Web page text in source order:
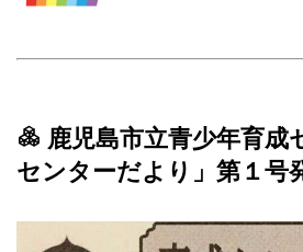
鹿児島市立青少年育成
センターだより」第１号